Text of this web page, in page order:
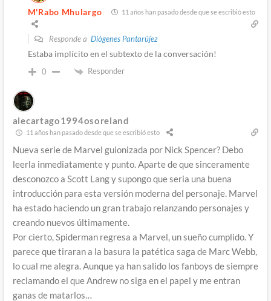
M'Rabo Mhulargo 11 años han pasado desde que se escribió esto
Responde a Diógenes Pantarújez
Estaba implícito en el subtexto de la conversación!
0 Responder
alecartago1994osoreland
11 años han pasado desde que se escribió esto
Nueva serie de Marvel guionizada por Nick Spencer? Debo
leerla inmediatamente y punto. Aparte de que sinceramente
desconozco a Scott Lang y supongo que seria una buena
introducción para esta versión moderna del personaje. Marvel
ha estado haciendo un gran trabajo relanzando personajes y
creando nuevos últimamente.
Por cierto, Spiderman regresa a Marvel, un sueño cumplido. Y
parece que tiraran a la basura la patética saga de Marc Webb,
lo cual me alegra. Aunque ya han salido los fanboys de siempre
reclamando el que Andrew no siga en el papel y me entran
ganas de matarlos…